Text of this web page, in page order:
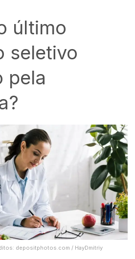
último
seletivo
pela
depositphotos.com / HayDmitriy